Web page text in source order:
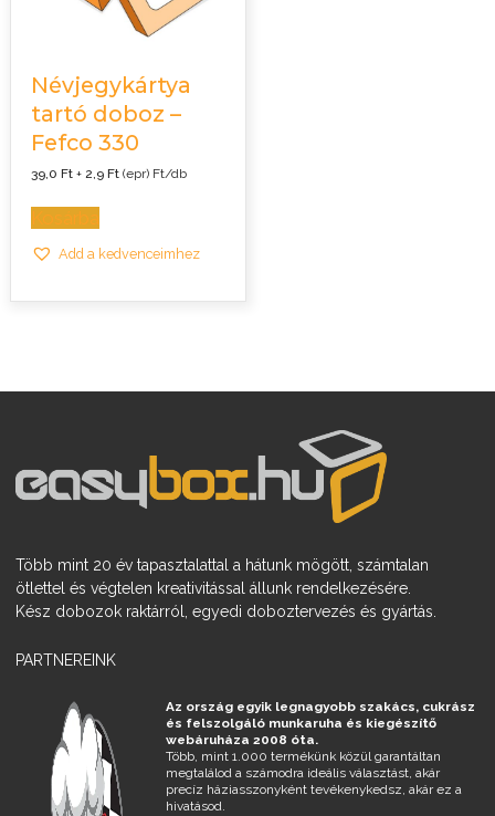
Névjegykártya
tartó doboz –
Fefco 330
39,0Ft +2,9Ft (epr) Ft/db
Kosárba
Add a kedvenceimhez
Több mint 20 év tapasztalattal a hátunk mögött, számtalan
ötlettel és végtelen kreativitással állunk rendelkezésére.
Kész dobozok raktárról, egyedi doboztervezés és gyártás.
PARTNEREINK
Az ország egyik legnagyobb szakács, cukrász
és felszolgáló munkaruha és kiegészítő
webáruháza 2008 óta.
Több, mint 1.000 termékünk közül garantáltan
megtalálod a számodra ideális választást, akár
precíz háziasszonyként tevékenykedsz, akár ez a
hivatásod.